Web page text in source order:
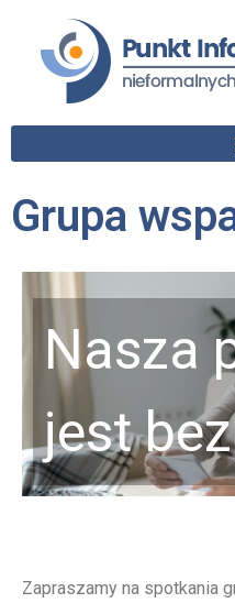
Grupa
Nasza
jest
Zapraszamy na spotkania